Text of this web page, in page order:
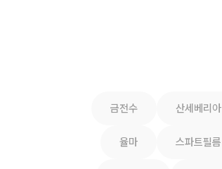
금전수 산세베리아
율마 스파트필름